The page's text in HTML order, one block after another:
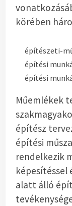
körében
építészeti-
építési
építési
Műemlékek
építész
építési
rendelkezik
képesítéssel
alatt álló